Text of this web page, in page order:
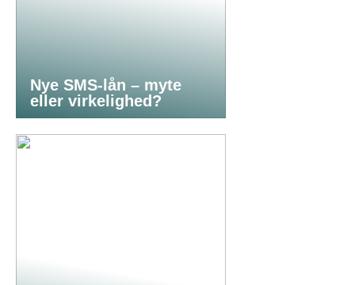
Nye SMS-lån – myte
eller virkelighed?